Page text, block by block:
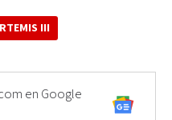
III
en Google